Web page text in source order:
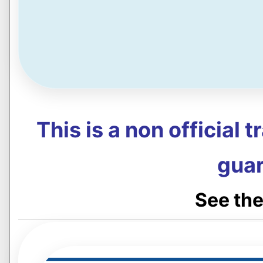
This is a non official
See